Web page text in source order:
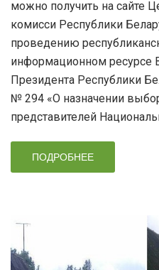
можно получить на сайте
комисси Республики
проведению
информационном
Президента Республики
№ 294 «О назначении
представителей
ПОДРОБНЕЕ